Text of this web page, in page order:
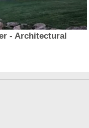
- Architectural